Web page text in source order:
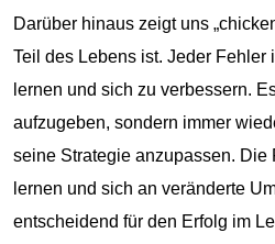
Darüber hinaus zeigt uns
Teil des Lebens ist. Jeder Fehler
lernen und sich zu verbessern.
aufzugeben, sondern immer
seine Strategie anzupassen. Die
lernen und sich an veränderte
entscheidend für den Erfolg im